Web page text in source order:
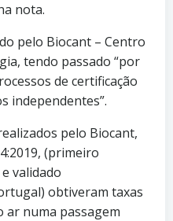
nota.
pelo Biocant – Centro
tendo passado “por
de certificação
independentes”.
pelo Biocant,
(primeiro
validado
obtiveram taxas
ar numa passagem